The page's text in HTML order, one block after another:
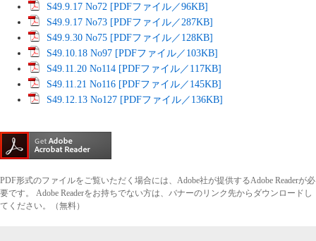
S49.9.17 No72 [PDFファイル／96KB]
S49.9.17 No73 [PDFファイル／287KB]
S49.9.30 No75 [PDFファイル／128KB]
S49.10.18 No97 [PDFファイル／103KB]
S49.11.20 No114 [PDFファイル／117KB]
S49.11.21 No116 [PDFファイル／145KB]
S49.12.13 No127 [PDFファイル／136KB]
PDF形式のファイルをご覧いただく場合には、Adobe社が提供するAdobe Readerが必
要です。
Adobe Readerをお持ちでない方は、バナーのリンク先からダウンロードし
てください。（無料）